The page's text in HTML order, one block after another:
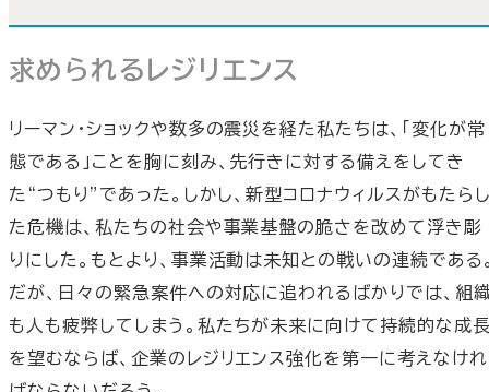
求められるレジリエンス
リーマン・ショックや数多の震災を経た私たちは、「変化が常
態である」ことを胸に刻み、先行きに対する備えをしてき
た“つもり”であった。しかし、新型コロナウィルスがもたら
た危機は、私たちの社会や事業基盤の脆さを改めて浮き彫
りにした。もとより、事業活動は未知との戦いの連続である
だが、日々の緊急案件への対応に追われるばかりでは、組
も人も疲弊してしまう。私たちが未来に向けて持続的な成
を望むならば、企業のレジリエンス強化を第一に考えなけれ